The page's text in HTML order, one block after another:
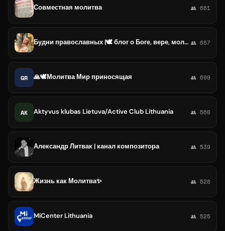
Совместная молитва 👥 661
Будни православных |🕊️ блог о Боге, вере, молитвах, святых и службах в храмах 👥 657
GR 🙏🕊Молитва Мир приносящая 👥 609
AK Aktyvus klubas Lietuva/Active Club Lithuania 👥 560
Александр Литвак | канал композитора 👥 539
Жизнь как Молитва✨ 👥 528
MiCenter Lithuania 👥 525